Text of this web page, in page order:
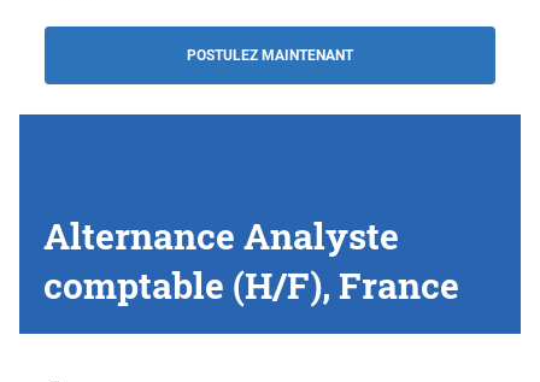
POSTULEZ MAINTENANT
Alternance Analyste
comptable (H/F), France